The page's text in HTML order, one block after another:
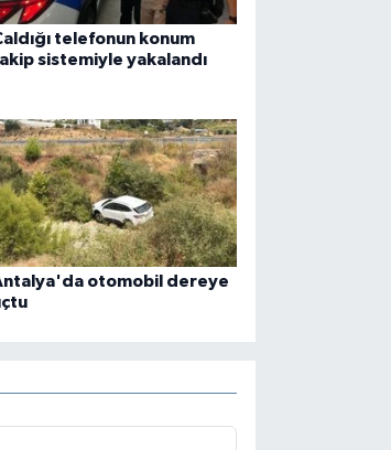
telefonun konum
sistemiyle yakalandı
otomobil dereye